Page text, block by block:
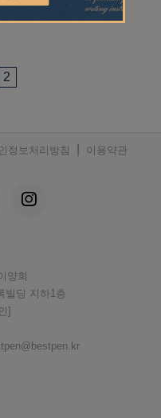
2
정보처리방침 이용약관
양희
빌딩 지하1층
]